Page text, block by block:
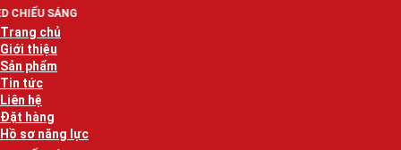
Bỏ
qua
nội
dung
Trang chủ
Giới thiệu
Sản phẩm
Tin tức
Liên hệ
Đặt hàng
Hồ sơ năng lực